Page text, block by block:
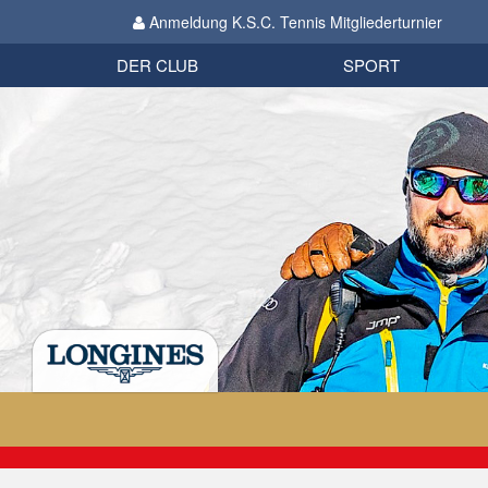
Anmeldung K.S.C. Tennis Mitgliederturnier
DER CLUB
Organisation
SPORT
Biathlon
Datenschutzverordnung 2018
Impressum